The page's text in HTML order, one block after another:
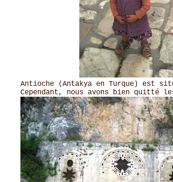
Antioche (Antakya en Turque) est
Cependant, nous avons bien quitté